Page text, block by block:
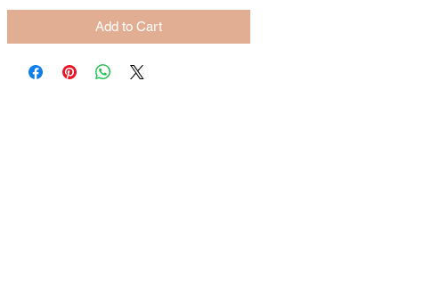
Add to Cart